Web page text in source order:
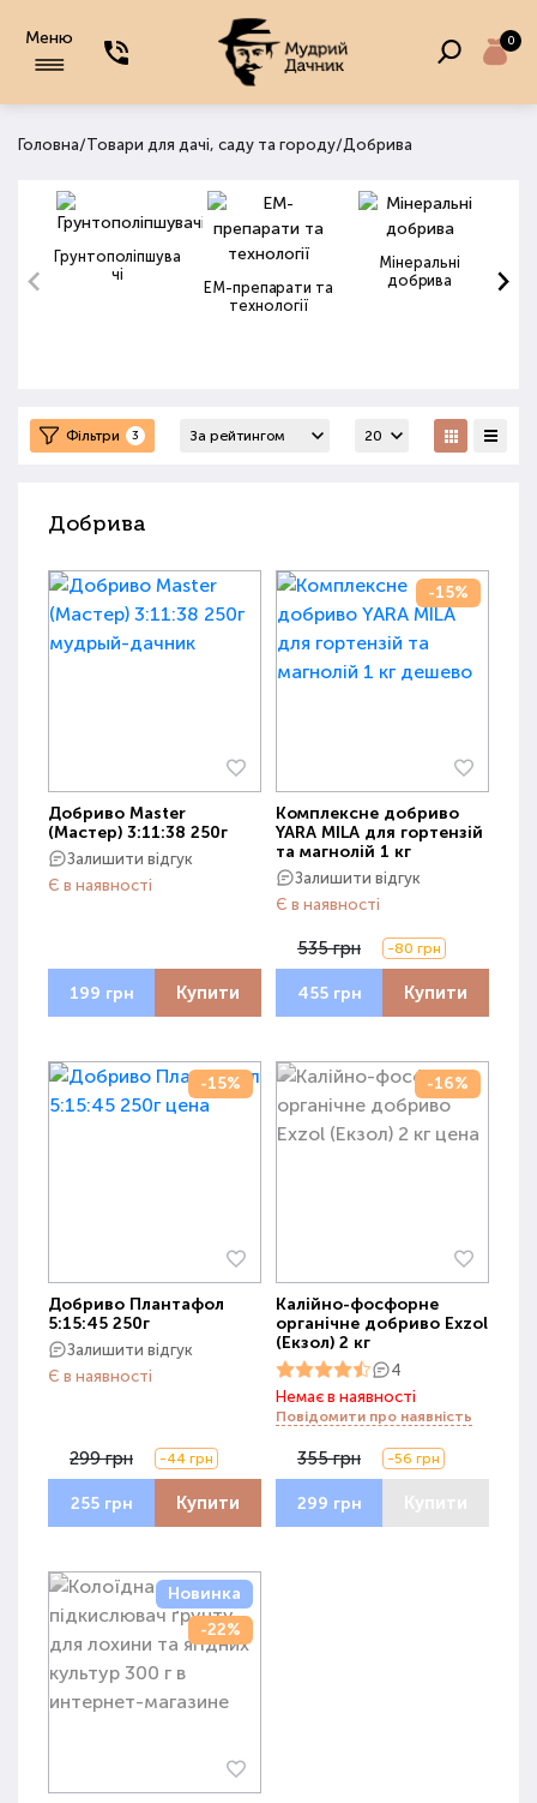
Меню 0
Головна/Товари для дачі, саду та городу/Добрива
Грунтополіпшува
чі
ЕМ-препарати та
технології
Мінеральні
добрива
Фільтри 3
Добрива
Добриво Master
(Мастер) 3:11:38 250г
Залишити відгук
Є в наявності
199 грн Купити
-15%
Комплексне добриво
YARA MILA для гортензій
та магнолій 1 кг
Залишити відгук
Є в наявності
535 грн -80 грн
455 грн Купити
-15%
Добриво Плантафол
5:15:45 250г
Залишити відгук
Є в наявності
299 грн -44 грн
255 грн Купити
-16%
Калійно-фосфорне
органічне добриво Exzol
(Екзол) 2 кг
4
Немає в наявності
Повідомити про наявність
355 грн -56 грн
299 грн Купити
Новинка
-22%